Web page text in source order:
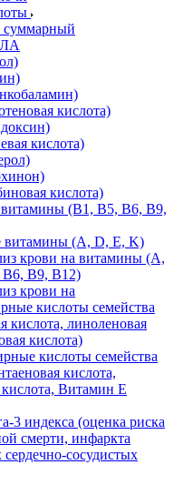
суммарный
кислота)
кислота)
кислота)
(B1, B5, B6, В9,
витамины (A, D, E, K)
крови на витамины (A,
В9, B12)
крови на
кислоты семейства
кислота, линоленовая
кислота)
кислоты семейства
кислота,
кислота, Витамин E
3 индекса (оценка риска
смерти, инфаркта
сосудистых